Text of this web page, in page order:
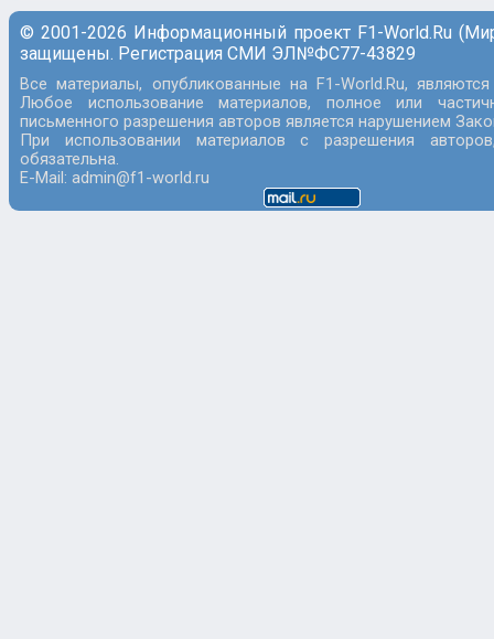
© 2001-2026 Информационный проект F1-World.Ru
защищены. Регистрация СМИ ЭЛ№ФС77-43829
Все материалы, опубликованные на F1-World.Ru,
Любое использование материалов, полное или
письменного разрешения авторов является нарушением
При использовании материалов с разрешения
обязательна.
E-Mail: admin@f1-world.ru